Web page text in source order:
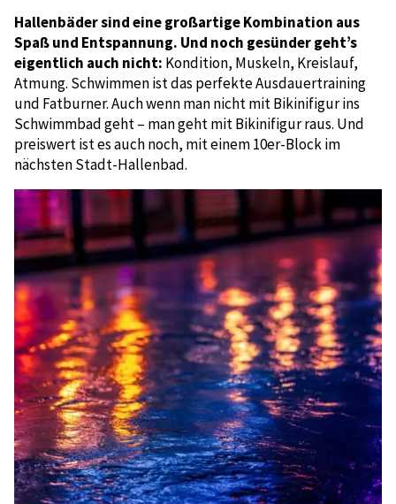
Hallenbädersind eine großartige Kombination aus
Spaß und Entspannung. Und noch gesünder geht’s
eigentlich auch nicht: Kondition, Muskeln, Kreislauf,
Atmung. Schwimmen ist das perfekte Ausdauertraining
und Fatburner. Auch wenn man nicht mit Bikinifigur ins
Schwimmbad geht – man geht mit Bikinifigur raus. Und
preiswert ist es auch noch, mit einem 10er-Block im
nächsten Stadt-Hallenbad.